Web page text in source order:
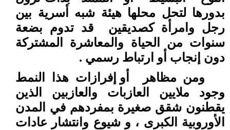
بدورها لتحل محلها هيئة شبه أسرية بين
رجل وامرأة كصديقين
قد تدوم بضعة
سنوات من الحياة والمعاشرة المشتركة
دون إنجاب أو ارتباط رسمي .
ومن مظاهر
أو إفرازات هذا النمط
وجود ملايين العازبات والعازبين الذين
يقطنون شقق صغيرة بمفردهم في المدن
الأوروبية الكبرى ، و شيوع وانتشار عادات